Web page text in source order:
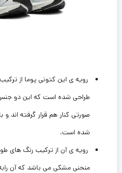
رویه ی این کتونی پوما از
طراحی شده است که این دو
صورتی کنار هم قرار گرفته
شده است.
رویه ی آن از ترکیب رنگ های
منحنی مشکی می باشد که آن